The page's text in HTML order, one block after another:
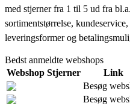
med stjerner fra 1 til 5 ud fra
sortimentstørrelse,
leveringsformer og
Bedst anmeldte webshops
Webshop Stjerner
Link
Besøg
Besøg